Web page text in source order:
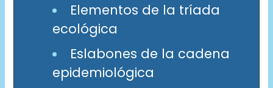
Elementos de la tríada
ecológica
Eslabones de la cadena
epidemiológica